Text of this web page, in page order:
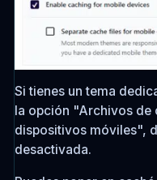
Si tienes un tema
la opción "Archivos de
dispositivos móviles",
desactivada.